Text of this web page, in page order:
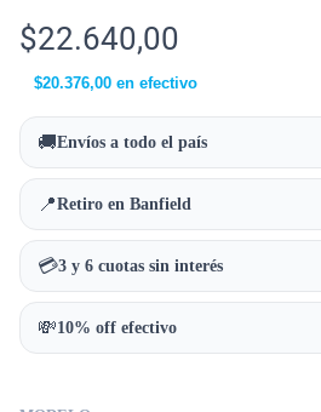
$22.640,00
$20.376,00 en efectivo
🚚Envíos a todo el país
📍Retiro en Banfield
💳3 y 6 cuotas sin interés
💸10% off efectivo